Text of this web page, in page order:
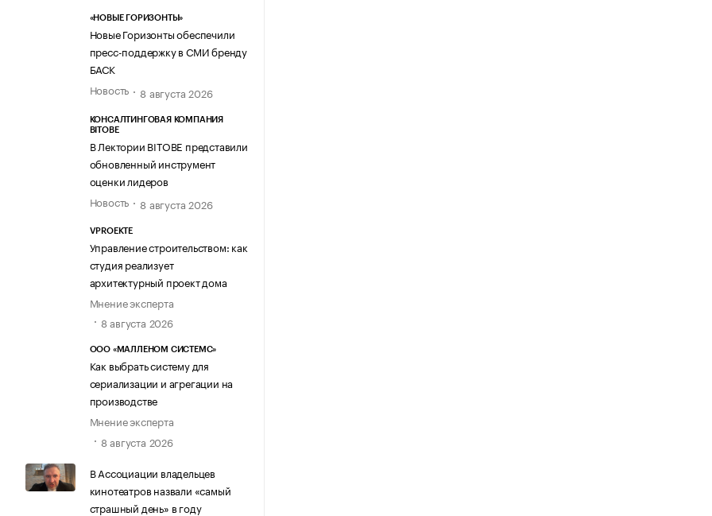
«НОВЫЕ ГОРИЗОНТЫ»
Новые Горизонты обеспечили
пресс-поддержку в СМИ бренду
БАСК
Новость
8 августа 2026
КОНСАЛТИНГОВАЯ КОМПАНИЯ
BITOBE
В Лектории BITOBE представили
обновленный инструмент
оценки лидеров
Новость
8 августа 2026
VPROEKTE
Управление строительством: как
студия реализует
архитектурный проект дома
Мнение эксперта
8 августа 2026
ООО «МАЛЛЕНОМ СИСТЕМС»
Как выбрать систему для
сериализации и агрегации на
производстве
Мнение эксперта
8 августа 2026
В Ассоциации владельцев
кинотеатров назвали «самый
страшный день» в году